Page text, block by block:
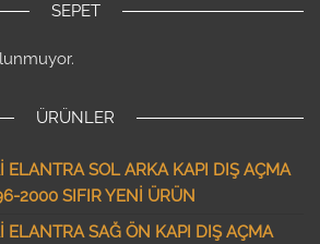
SEPET
ÜRÜNLER
ELANTRA SOL ARKA KAPI DIŞ AÇMA
2000 SIFIR YENİ ÜRÜN
ELANTRA SAĞ ÖN KAPI DIŞ AÇMA